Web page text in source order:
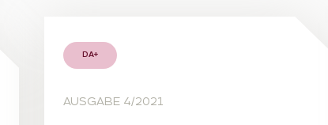
DA+
AUSGABE 4/2021